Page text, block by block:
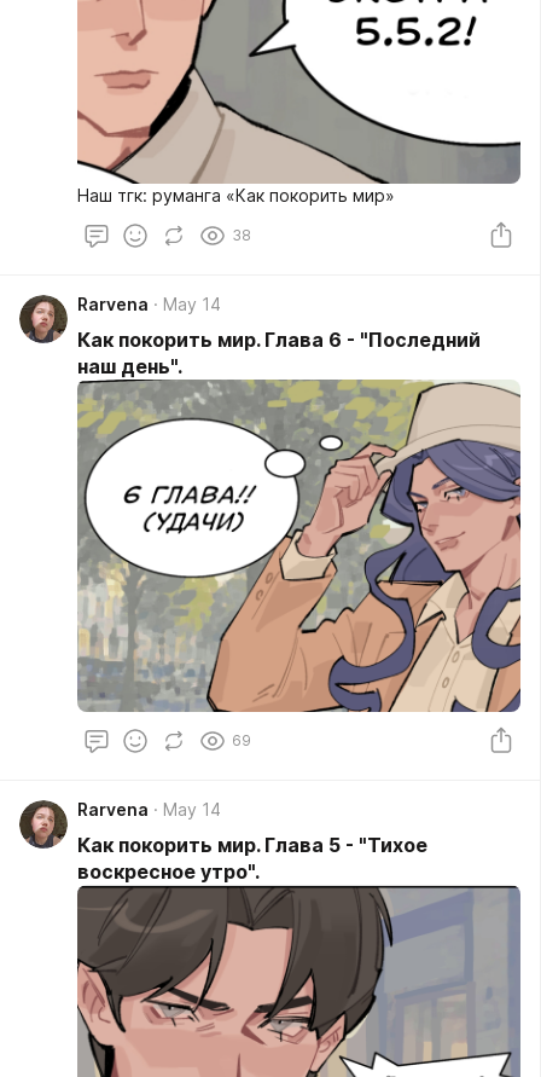
Наш тгк: руманга «Как покорить мир»
38
Rarvena May 14
Как покорить мир. Глава 6 - "Последний
наш день".
69
Rarvena May 14
Как покорить мир. Глава 5 - "Тихое
воскресное утро".